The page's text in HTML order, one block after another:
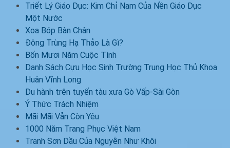
Triết Lý Giáo Dục: Kim Chỉ Nam Của Nền Giáo Dục
Một Nước
Xoa Bóp Bàn Chân
Đông Trùng Hạ Thảo Là Gì?
Bốn Mươi Năm Cuộc Tình
Danh Sách Cựu Học Sinh Trường Trung Học Thủ Khoa
Huân Vĩnh Long
Du hành trên tuyến tàu xưa Gò Vấp-Sài Gòn
Ý Thức Trách Nhiệm
Mãi Mãi Vẫn Còn Yêu
1000 Năm Trang Phục Việt Nam
Tranh Sơn Dầu Của Nguyễn Như Khôi